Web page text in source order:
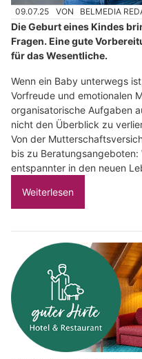
09.07.25 VON BELMEDIA
Die Geburt eines Kindes
Fragen. Eine gute
für das Wesentliche.
Wenn ein Baby unterwegs
Vorfreude und emotionalen
organisatorische Aufgaben
nicht den Überblick zu
Von der
bis zu
entspannter in den neuen
Weiterlesen